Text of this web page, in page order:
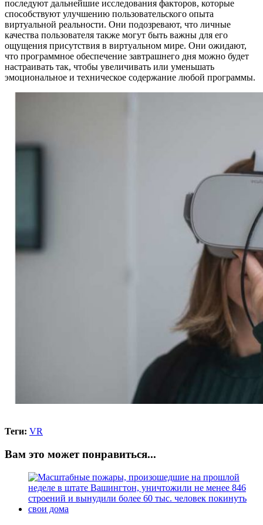
последуют дальнейшие исследования факторов, которые
способствуют улучшению пользовательского опыта
виртуальной реальности. Они подозревают, что личные
качества пользователя также могут быть важны для его
ощущения присутствия в виртуальном мире. Они ожидают,
что программное обеспечение завтрашнего дня можно будет
настраивать так, чтобы увеличивать или уменьшать
эмоциональное и техническое содержание любой программы.
Теги: VR
Вам это может понравиться...